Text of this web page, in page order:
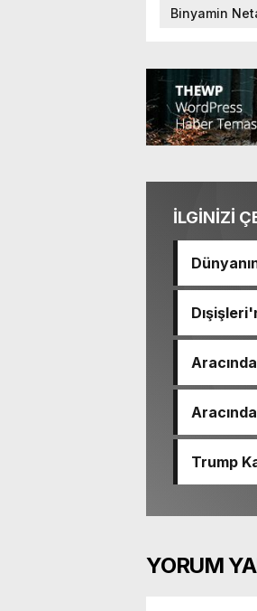
Binyamin
İLGİNİZİ
çıktı
Trump
YORUM